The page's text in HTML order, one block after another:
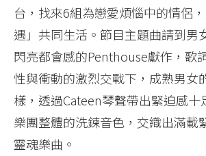
台，找來6組為戀愛煩惱中的情侶
遇」共同生活。節目主題曲請到男
閃亮都會感的Penthouse獻作，歌
性與衝動的激烈交戰下，成熟男女
樣，透過Cateen琴聲帶出緊迫感十
樂團整體的洗鍊音色，交織出滿載
靈魂樂曲。